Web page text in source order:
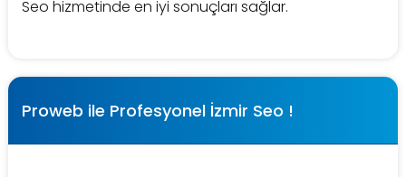
Seo hizmetinde en iyi sonuçları sağlar.
Proweb ile Profesyonel İzmir Seo !